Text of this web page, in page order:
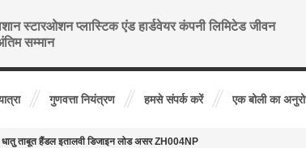
स्टारओशन प्लास्टिक एंड हार्डवेयर कंपनी लिमिटेड जीवन
सम्मान
गुणवत्ता नियंत्रण हमसे संपर्क करें एक बोली का
ताबूत हैंडल इतालवी डिजाइन लोड असर ZH004NP